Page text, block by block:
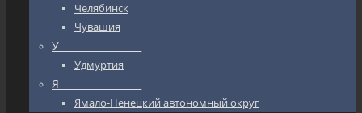
Челябинск
Чувашия
У_________________
Удмуртия
Я_________________
Ямало-Ненецкий автономный округ